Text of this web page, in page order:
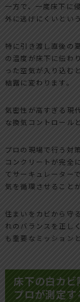
一方で、一度床下に
外に逃げにくいとい
特に引き渡し直後の
の温度が床下に伝わ
った空気が入り込む
結露に変わります。
気密性が高すぎる現
な換気コントロール
プロの現場で行う対
コンクリートが完全
てサーキュレーター
気を循環させること
住まいをカビから守
れのバランスを正し
も重要なミッション
床下の白カビ
プロが測定